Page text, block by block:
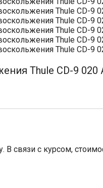
Thule CD-9 020
В связи с курсом,